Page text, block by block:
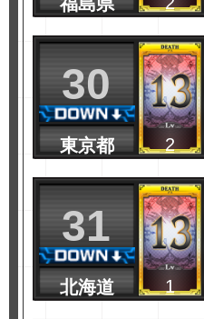
30
東京都 2
31
北海道 1